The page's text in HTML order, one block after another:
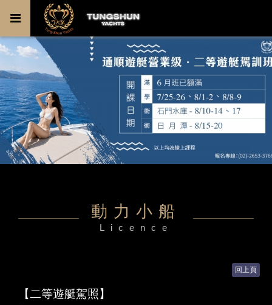
動力小船
Licence
回上頁
【二等遊艇駕照】